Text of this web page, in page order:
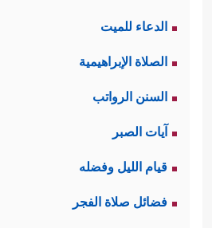
الدعاء للميت
الصلاة الإبراهيمية
السنن الرواتب
آيات الصبر
قيام الليل وفضله
فضائل صلاة الفجر